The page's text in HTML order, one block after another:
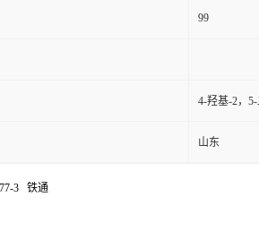
99
4-羟基-2，
山东
3 铁通